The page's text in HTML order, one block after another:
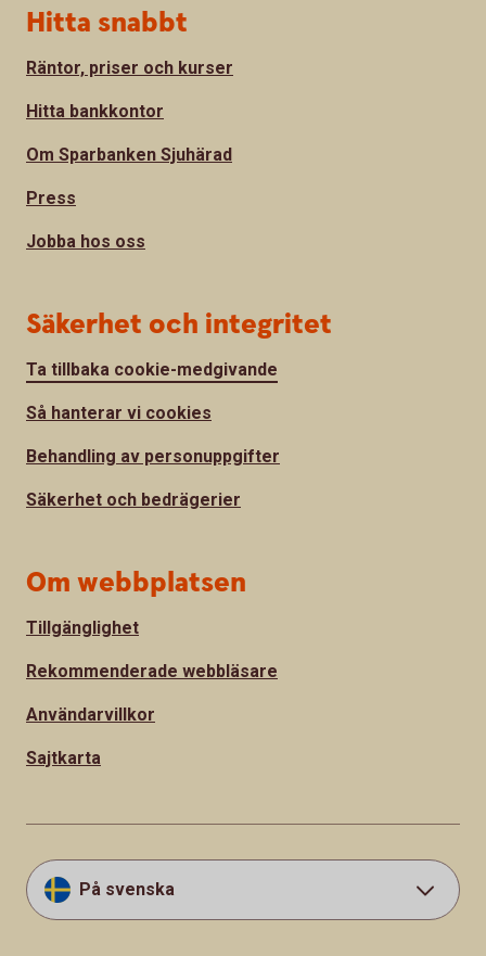
Hitta snabbt
Räntor, priser och kurser
Hitta bankkontor
Om Sparbanken Sjuhärad
Press
Jobba hos oss
Säkerhet och integritet
Ta tillbaka cookie-medgivande
Så hanterar vi cookies
Behandling av personuppgifter
Säkerhet och bedrägerier
Om webbplatsen
Tillgänglighet
Rekommenderade webbläsare
Användarvillkor
Sajtkarta
På svenska